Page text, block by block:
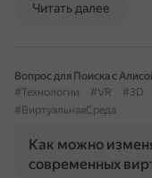
Читать далее
Вопрос для Поиска с
#Технологии
#VR #3D
#ВиртуальнаяСреда
Как можно
современных